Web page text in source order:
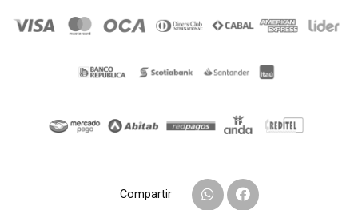
Compartir